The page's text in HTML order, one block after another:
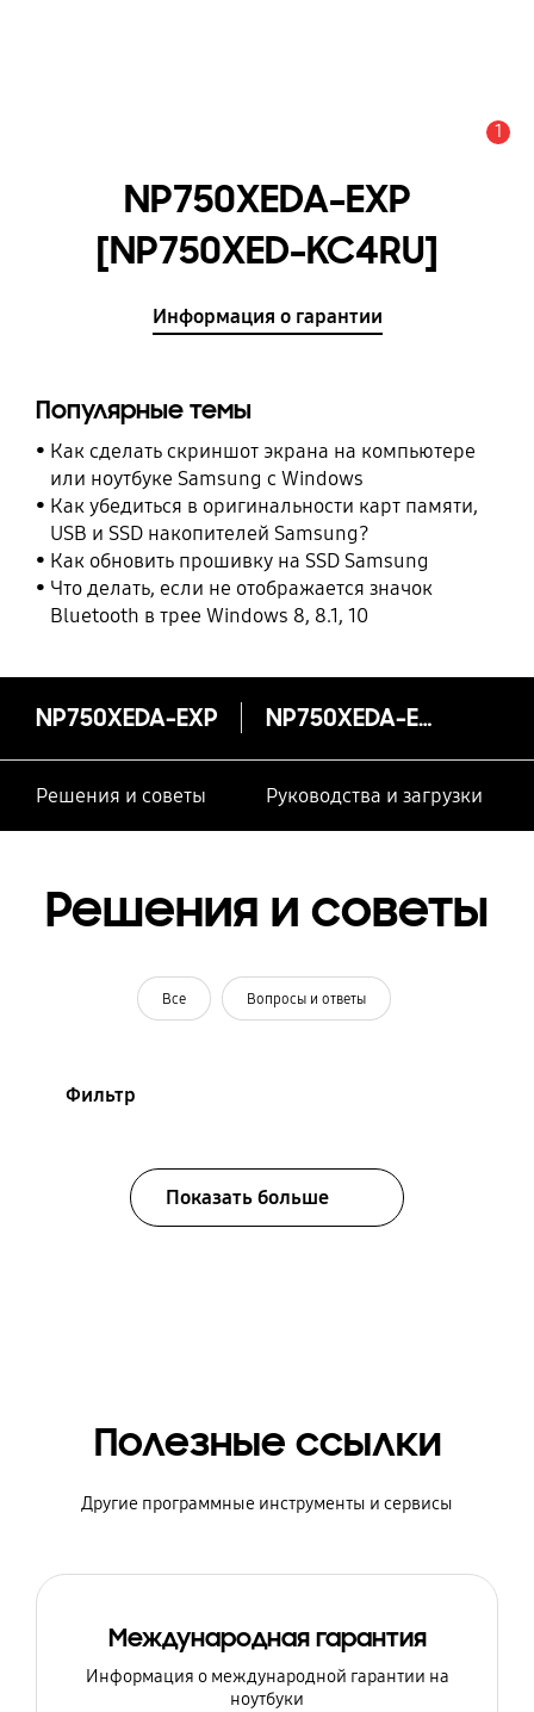
1
NP750XEDA-EXP
[NP750XED-KC4RU]
Информация о гарантии
Популярные темы
Как сделать скриншот экрана на компьютере
или ноутбуке Samsung с Windows
Как убедиться в оригинальности карт памяти,
USB и SSD накопителей Samsung?
Как обновить прошивку на SSD Samsung
Что делать, если не отображается значок
Bluetooth в трее Windows 8, 8.1, 10
NP750XEDA-EXP NP750XEDA-EXP
Решения и советы Руководства и загрузки
Решения и советы
Все Вопросы и ответы
Фильтр
Показать больше
Полезные ссылки
Другие программные инструменты и сервисы
Международная гарантия
Информация о международной гарантии на
ноутбуки